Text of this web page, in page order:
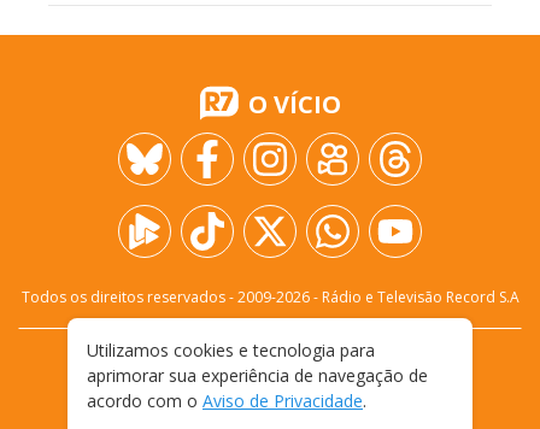
O VÍCIO
Todos os direitos reservados - 2009-2026- Rádio e Televisão Record S.A
FALE CONOSCO
PRIVACIDADE
TERMOS E CONDIÇÕES DE USO
Utilizamos cookies e tecnologia para
aprimorar sua experiência de navegação de
acordo com o Aviso de Privacidade.